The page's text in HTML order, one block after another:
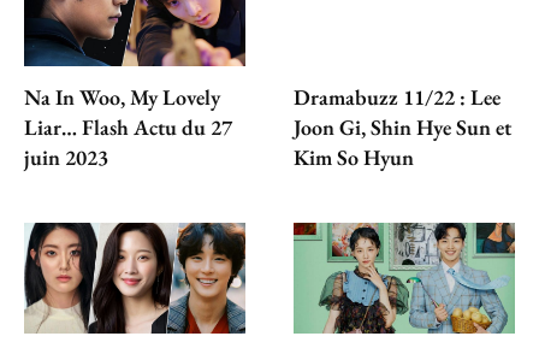
Na In Woo, My Lovely
Liar… Flash Actu du 27
juin 2023
Dramabuzz 11/22 : Lee
Joon Gi, Shin Hye Sun et
Kim So Hyun